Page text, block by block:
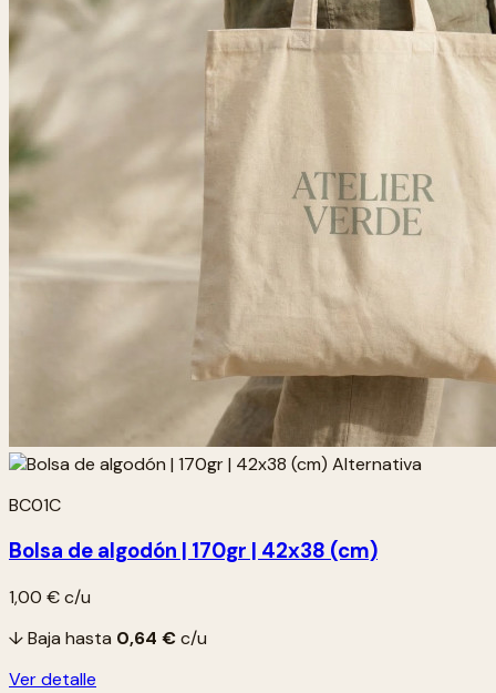
BC01C
Bolsa de algodón | 170gr | 42x38 (cm)
1,00 €c/u
↓ Baja hasta 0,64 €c/u
Ver detalle